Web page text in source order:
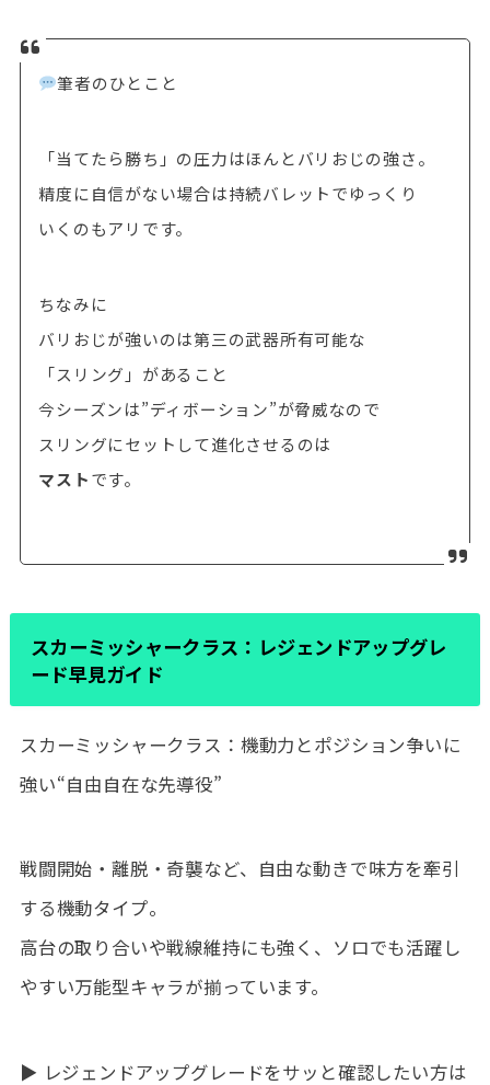
筆者のひとこと
「当てたら勝ち」の圧力はほんとバリおじの強さ。
精度に自信がない場合は持続バレットでゆっくり
いくのもアリです。
ちなみに
バリおじが強いのは第三の武器所有可能な
「スリング」があること
今シーズンは”ディボーション”が脅威なので
スリングにセットして進化させるのは
マストです。
スカーミッシャークラス：レジェンドアップグレ
ード早見ガイド
スカーミッシャークラス：機動力とポジション争いに
強い“自由自在な先導役”
戦闘開始・離脱・奇襲など、自由な動きで味方を牽引
する機動タイプ。
高台の取り合いや戦線維持にも強く、ソロでも活躍し
やすい万能型キャラが揃っています。
▶ レジェンドアップグレードをサッと確認したい方は